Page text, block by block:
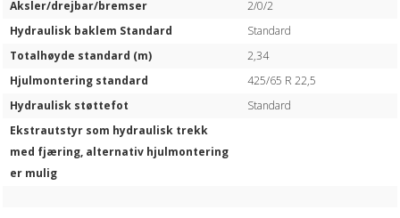
Aksler/drejbar/bremser
2/0/2
Hydraulisk baklem Standard
Standard
Totalhøyde standard (m)
2,34
Hjulmontering standard
425/65 R 22,5
Hydraulisk støttefot
Standard
Ekstrautstyr som hydraulisk trekk
med fjæring, alternativ hjulmontering
er mulig